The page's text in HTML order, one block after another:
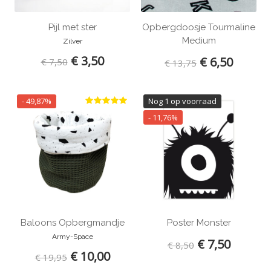
- 49,87%
Baloons Opbergmandje
Army-Space
€ 19,95€ 10,00
Opbergdoosje Tourmaline
Medium
€ 13,75 € 6,50
Pijl met ster
Zilver
€ 7,50€ 3,50
Nog 1 op voorraad
- 11,76%
Poster Monster
€ 8,50€ 7,50